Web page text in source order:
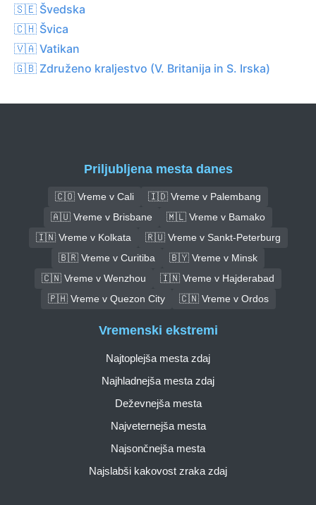
🇸🇪 Švedska
🇨🇭 Švica
🇻🇦 Vatikan
🇬🇧 Združeno kraljestvo (V. Britanija in S. Irska)
Priljubljena mesta danes
🇨🇴 Vreme v Cali
🇮🇩 Vreme v Palembang
🇦🇺 Vreme v Brisbane
🇲🇱 Vreme v Bamako
🇮🇳 Vreme v Kolkata
🇷🇺 Vreme v Sankt-Peterburg
🇧🇷 Vreme v Curitiba
🇧🇾 Vreme v Minsk
🇨🇳 Vreme v Wenzhou
🇮🇳 Vreme v Hajderabad
🇵🇭 Vreme v Quezon City
🇨🇳 Vreme v Ordos
Vremenski ekstremi
Najtoplejša mesta zdaj
Najhladnejša mesta zdaj
Deževnejša mesta
Najveternejša mesta
Najsončnejša mesta
Najslabši kakovost zraka zdaj